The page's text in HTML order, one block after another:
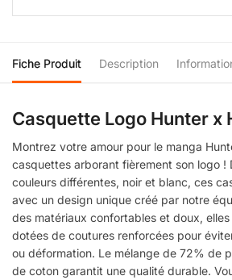
Fiche Produit Description
Casquette Logo Hunter x
Montrez votre amour pour le manga
casquettes arborant fièrement son logo !
couleurs différentes, noir et blanc, ces
avec un design unique créé par notre
des matériaux confortables et doux,
dotées de coutures renforcées pour
ou déformation. Le mélange de 72% de
de coton garantit une qualité durable.